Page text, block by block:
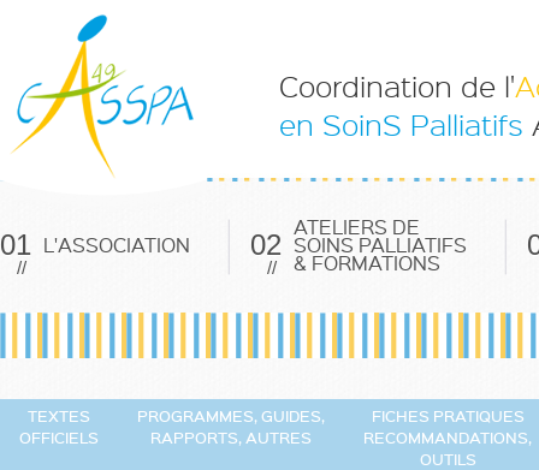
Coordination de l'
en SoinS Palliatifs
01
//
L'ASSOCIATION 02
//
ATELIERS DE
SOINS PALLIATIFS
& FORMATIONS
TEXTES
OFFICIELS
PROGRAMMES, GUIDES,
RAPPORTS, AUTRES
FICHES PRATIQUES
RECOMMANDATIONS,
OUTILS